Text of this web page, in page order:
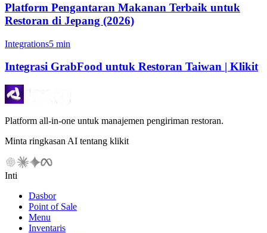
Platform Pengantaran Makanan Terbaik untuk
Restoran di Jepang (2026)
Integrations5 min
Integrasi GrabFood untuk Restoran Taiwan | Klikit
Platform all-in-one untuk manajemen pengiriman restoran.
Minta ringkasan AI tentang klikit
Inti
Dasbor
Point of Sale
Menu
Inventaris